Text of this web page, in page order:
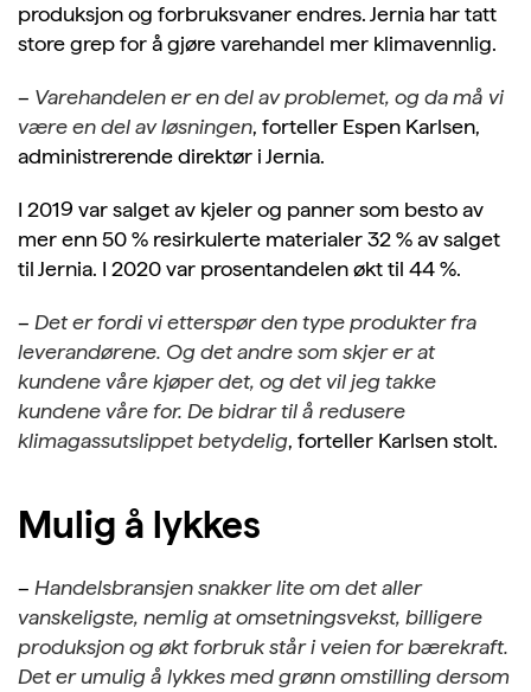
produksjon og forbruksvaner endres. Jernia har tatt
store grep for å gjøre varehandel mer klimavennlig.
– Varehandelen er en del av problemet, og da må vi
være en del av løsningen, forteller Espen Karlsen,
administrerende direktør i Jernia.
I 2019 var salget av kjeler og panner som besto av
mer enn 50 % resirkulerte materialer 32 % av salget
til Jernia. I 2020 var prosentandelen økt til 44 %.
– Det er fordi vi etterspør den type produkter fra
leverandørene. Og det andre som skjer er at
kundene våre kjøper det, og det vil jeg takke
kundene våre for. De bidrar til å redusere
klimagassutslippet betydelig, forteller Karlsen stolt.
Mulig å lykkes
– Handelsbransjen snakker lite om det aller
vanskeligste, nemlig at omsetningsvekst, billigere
produksjon og økt forbruk står i veien for bærekraft.
Det er umulig å lykkes med grønn omstilling dersom